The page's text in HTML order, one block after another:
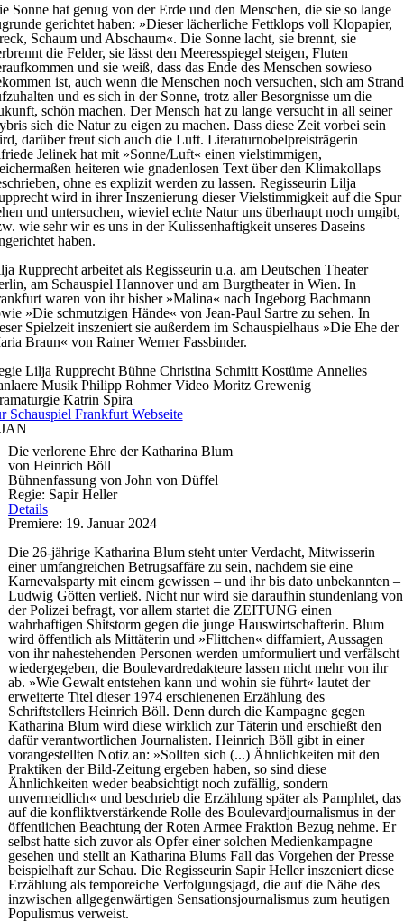
Sonne hat genug von der Erde und den Menschen, die sie so lange
gerichtet haben: »Dieser lächerliche Fettklops voll Klopapier,
Schaum und Abschaum«. Die Sonne lacht, sie brennt, sie
die Felder, sie lässt den Meeresspiegel steigen, Fluten
und sie weiß, dass das Ende des Menschen sowieso
ist, auch wenn die Menschen noch versuchen, sich am Strand
und es sich in der Sonne, trotz aller Besorgnisse um die
schön machen. Der Mensch hat zu lange versucht in all seiner
sich die Natur zu eigen zu machen. Dass diese Zeit vorbei sein
darüber freut sich auch die Luft. Literaturnobelpreisträgerin
Jelinek hat mit »Sonne/Luft« einen vielstimmigen,
heiteren wie gnadenlosen Text über den Klimakollaps
ohne es explizit werden zu lassen. Regisseurin Lilja
wird in ihrer Inszenierung dieser Vielstimmigkeit auf die Spur
und untersuchen, wieviel echte Natur uns überhaupt noch umgibt,
wie sehr wir es uns in der Kulissenhaftigkeit unseres Daseins
haben.
Rupprecht arbeitet als Regisseurin u.a. am Deutschen Theater
am Schauspiel Hannover und am Burgtheater in Wien. In
waren von ihr bisher »Malina« nach Ingeborg Bachmann
»Die schmutzigen Hände« von Jean-Paul Sartre zu sehen. In
Spielzeit inszeniert sie außerdem im Schauspielhaus »Die Ehe der
Braun« von Rainer Werner Fassbinder.
Lilja Rupprecht BühneChristina Schmitt Kostüme Annelies
Musik Philipp RohmerVideoMoritz Grewenig
Katrin Spira
Schauspiel Frankfurt Webseite
JAN
Die verlorene Ehre der Katharina Blum
von Heinrich Böll
Bühnenfassung von John von Düffel
Regie: Sapir Heller
Details
Premiere: 19. Januar 2024
Die 26-jährige Katharina Blum steht unter Verdacht, Mitwisserin
einer umfangreichen Betrugsaffäre zu sein, nachdem sie eine
Karnevalsparty mit einem gewissen – und ihr bis dato unbekannten –
Ludwig Götten verließ. Nicht nur wird sie daraufhin stundenlang von
der Polizei befragt, vor allem startet die ZEITUNG einen
wahrhaftigen Shitstorm gegen die junge Hauswirtschafterin. Blum
wird öffentlich als Mittäterin und »Flittchen« diffamiert, Aussagen
von ihr nahestehenden Personen werden umformuliert und verfälscht
wiedergegeben, die Boulevardredakteure lassen nicht mehr von ihr
ab. »Wie Gewalt entstehen kann und wohin sie führt« lautet der
erweiterte Titel dieser 1974 erschienenen Erzählung des
Schriftstellers Heinrich Böll. Denn durch die Kampagne gegen
Katharina Blum wird diese wirklich zur Täterin und erschießt den
dafür verantwortlichen Journalisten. Heinrich Böll gibt in einer
vorangestellten Notiz an: »Sollten sich (...) Ähnlichkeiten mit den
Praktiken der Bild-Zeitung ergeben haben, so sind diese
Ähnlichkeiten weder beabsichtigt noch zufällig, sondern
unvermeidlich« und beschrieb die Erzählung später als Pamphlet, das
auf die konfliktverstärkende Rolle des Boulevardjournalismus in der
öffentlichen Beachtung der Roten Armee Fraktion Bezug nehme. Er
selbst hatte sich zuvor als Opfer einer solchen Medienkampagne
gesehen und stellt an Katharina Blums Fall das Vorgehen der Presse
beispielhaft zur Schau. Die Regisseurin Sapir Heller inszeniert diese
Erzählung als temporeiche Verfolgungsjagd, die auf die Nähe des
inzwischen allgegenwärtigen Sensationsjournalismus zum heutigen
Populismus verweist.